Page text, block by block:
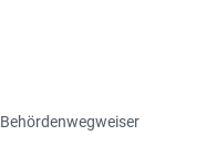
Behördenwegweiser